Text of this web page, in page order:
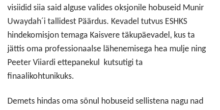
visiidid siia said alguse valides oksjonile hobuseid Munir
Uwaydah´i tallidest Päärdus. Kevadel tutvus ESHKS
hindekomisjon temaga Kaisvere täkupäevadel, kus ta
jättis oma professionaalse lähenemisega hea mulje ning
Peeter Viiardi ettepanekul kutsutigi ta
finaalikohtunikuks.
Demets hindas oma sõnul hobuseid sellistena nagu nad